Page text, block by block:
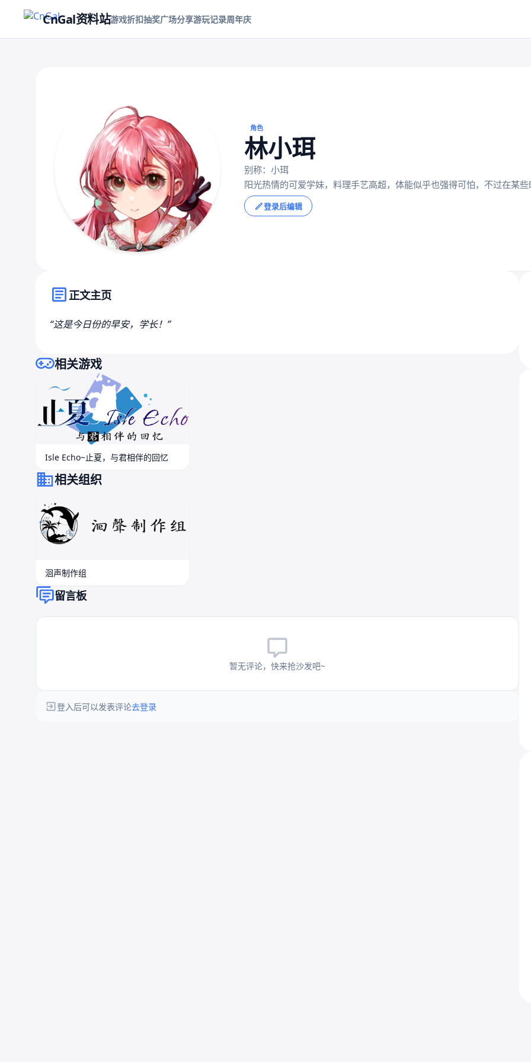
CnGal资料站游戏折扣抽奖广场分享游玩记录周年庆
角色
林小珥
别称：小珥
阳光热情的可爱学妹，料理手艺高超，体能似乎也强得可怕，不过在某
登录后编辑
正文主页
“这是今日份的早安，学长！”
相关游戏
Isle Echo~止夏，与君相伴的回忆
相关组织
洄声制作组
留言板
暂无评论，快来抢沙发吧~
登入后可以发表评论去登录